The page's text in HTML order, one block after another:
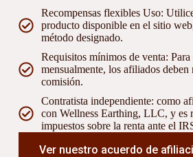
Recompensas flexibles Uso:
producto disponible en el sitio
método designado.
Requisitos mínimos de venta:
mensualmente, los afiliados
comisión.
Contratista independiente: como
con Wellness Earthing, LLC, y es
impuestos sobre la renta ante el
Ver nuestro acuerdo de